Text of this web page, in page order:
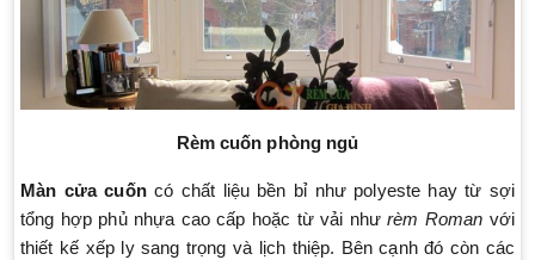
Rèm cuốn phòng ngủ
Màn cửa cuốncó chất liệu bền bỉ như polyeste hay từ sợi
tổng hợp phủ nhựa cao cấp hoặc từ vải nhưrèm Roman với
thiết kế xếp ly sang trọng và lịch thiệp. Bên cạnh đó còn các